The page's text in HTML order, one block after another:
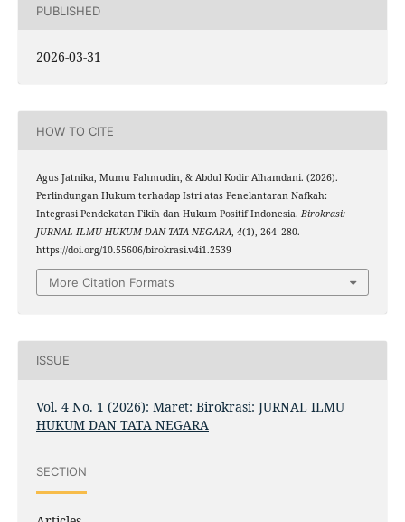
PUBLISHED
2026-03-31
HOW TO CITE
Agus Jatnika, Mumu Fahmudin, & Abdul Kodir Alhamdani. (2026).
Perlindungan Hukum terhadap Istri atas Penelantaran Nafkah:
Integrasi Pendekatan Fikih dan Hukum Positif Indonesia. Birokrasi:
JURNAL ILMU HUKUM DAN TATA NEGARA, 4(1), 264–280.
https://doi.org/10.55606/birokrasi.v4i1.2539
More Citation Formats
ISSUE
Vol. 4 No. 1 (2026): Maret: Birokrasi: JURNAL ILMU
HUKUM DAN TATA NEGARA
SECTION